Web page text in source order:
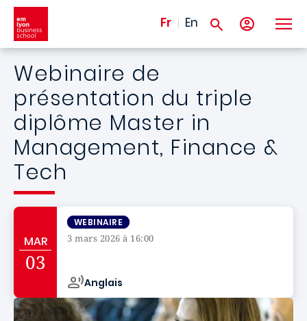
Aller au contenu principal
Fr En
Webinaire de
présentation du triple
diplôme Master in
Management, Finance &
Tech
MAR
03
WEBINAIRE
3 mars 2026 à 16:00
Anglais